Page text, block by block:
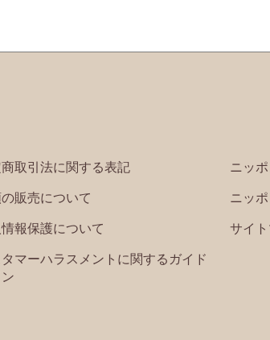
取引法に関する表記
販売について
報保護について
マーハラスメントに関するガイド
ニッ
ニッ
サイ